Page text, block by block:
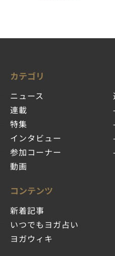
カテゴリ
ニュース
連載
特集
インタビュー
参加コーナー
動画
コンテンツ
新着記事
いつでもヨガ占い
ヨガウィキ